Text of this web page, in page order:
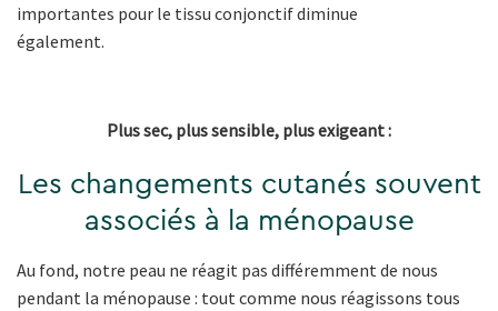
importantes pour le tissu conjonctif diminue
également.
Plus sec, plus sensible, plus exigeant :
Les changements cutanés souvent
associés à la ménopause
Au fond, notre peau ne réagit pas différemment de nous
pendant la ménopause : tout comme nous réagissons tous